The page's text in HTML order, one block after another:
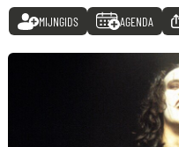
MIJNGIDS AGENDA